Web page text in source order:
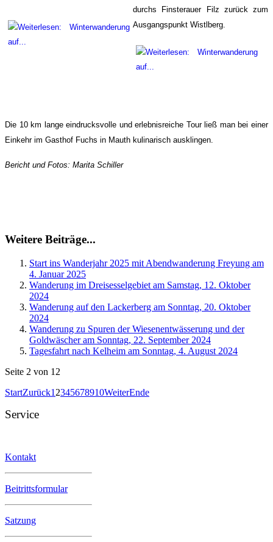
durchs Finsterauer Filz zurück zum
Ausgangspunkt Wistlberg.
Die 10 km lange eindrucksvolle und erlebnisreiche Tour ließ man bei einer
Einkehr im Gasthof Fuchs in Mauth kulinarisch ausklingen.
Bericht und Fotos: Marita Schiller
Weitere Beiträge...
Start ins Wanderjahr 2025 mit Abendwanderung Freyung am
4. Januar 2025
Wanderung im Dreisesselgebiet am Samstag, 12. Oktober
2024
Wanderung auf den Lackerberg am Sonntag, 20. Oktober
2024
Wanderung zu Spuren der Wiesenentwässerung und der
Goldwäscher am Sonntag, 22. September 2024
Tagesfahrt nach Kelheim am Sonntag, 4. August 2024
Seite 2 von 12
StartZurück1 2345678910WeiterEnde
Service
Kontakt
Beitrittsformular
Satzung